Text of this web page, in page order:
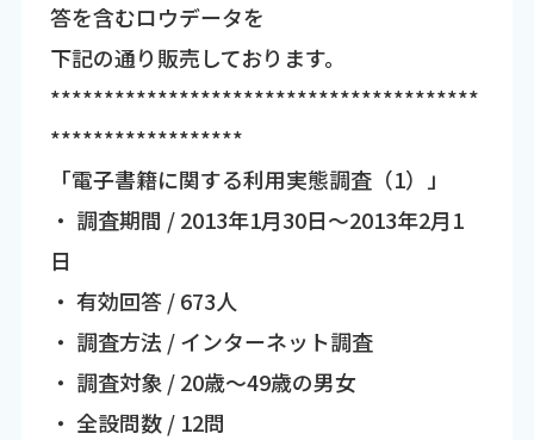
答を含むロウデータを
下記の通り販売しております。
****************************************
******************
「電子書籍に関する利用実態調査（1）」
・ 調査期間 / 2013年1月30日～2013年2月1
日
・ 有効回答 / 673人
・ 調査方法 / インターネット調査
・ 調査対象 / 20歳～49歳の男女
・ 全設問数 / 12問